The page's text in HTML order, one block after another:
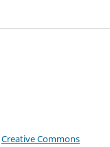
Creative Commons